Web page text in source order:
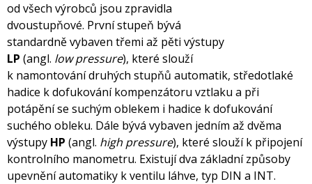
od všech výrobců jsou zpravidla
dvoustupňové. První stupeň bývá
standardně vybaven třemi až pěti výstupy
LP (angl. low pressure), které slouží
k namontování druhých stupňů automatik, středotlaké
hadice k dofukování kompenzátoru vztlaku a při
potápění se suchým oblekem i hadice k dofukování
suchého obleku. Dále bývá vybaven jedním až dvěma
výstupy HP (angl. high pressure), které slouží k připojení
kontrolního manometru. Existují dva základní způsoby
upevnění automatiky k ventilu láhve, typ DIN a INT.